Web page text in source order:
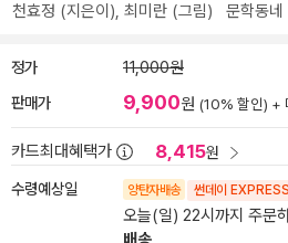
천효정 (지은이), 최미란 (그림) 문학동네
정가 11,000원
판매가 9,900원 (10% 할인) +
카드최대혜택가 8,415원
수령예상일 양탄자배송 썬데이 EXPRESS
오늘(일) 22시까지 주문